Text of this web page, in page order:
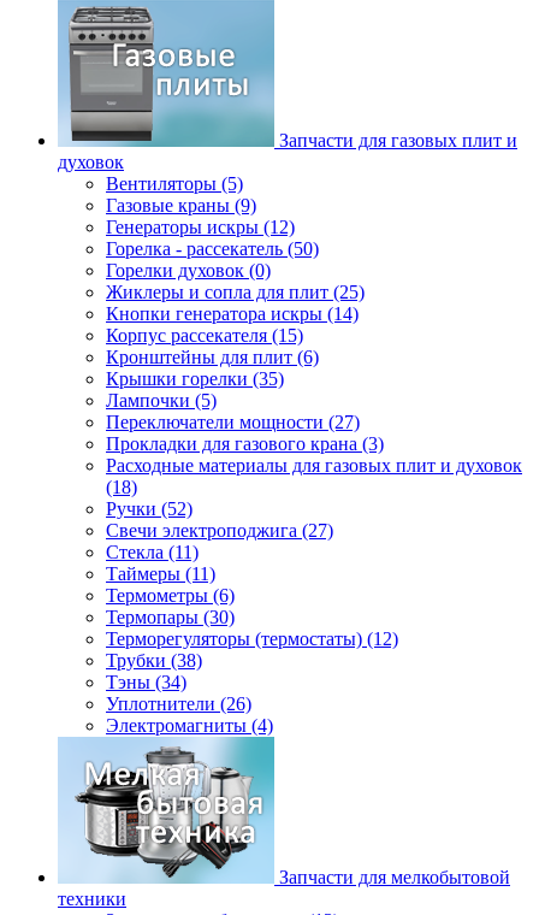
Запчасти для газовых плит и
духовок
Вентиляторы (5)
Газовые краны (9)
Генераторы искры (12)
Горелка - рассекатель (50)
Горелки духовок (0)
Жиклеры и сопла для плит (25)
Кнопки генератора искры (14)
Корпус рассекателя (15)
Кронштейны для плит (6)
Крышки горелки (35)
Лампочки (5)
Переключатели мощности (27)
Прокладки для газового крана (3)
Расходные материалы для газовых плит и духовок
(18)
Ручки (52)
Свечи электроподжига (27)
Стекла (11)
Таймеры (11)
Термометры (6)
Термопары (30)
Терморегуляторы (термостаты) (12)
Трубки (38)
Тэны (34)
Уплотнители (26)
Электромагниты (4)
Запчасти для мелкобытовой
техники